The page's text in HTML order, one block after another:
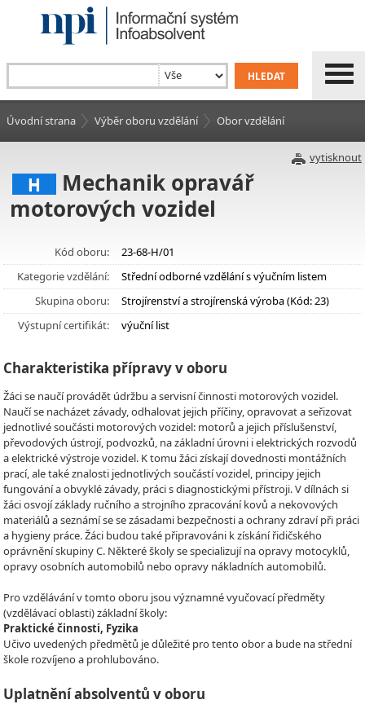
Úvodní strana Výběr oboru vzdělání Obor vzdělání
vytisknout
H
Mechanik opravář
motorových vozidel
Kód oboru:
23-68-H/01
Kategorie vzdělání:
Střední odborné vzdělání s výučním listem
Skupina oboru:
Strojírenství a strojírenská výroba (Kód: 23)
Výstupní certifikát:
výuční list
Charakteristika přípravy v oboru
Žáci se naučí provádět údržbu a servisní činnosti motorových vozidel.
Naučí se nacházet závady, odhalovat jejich příčiny, opravovat a seřizovat
jednotlivé součásti motorových vozidel: motorů a jejich příslušenství,
převodových ústrojí, podvozků, na základní úrovni i elektrických rozvodů
a elektrické výstroje vozidel. K tomu žáci získají dovednosti montážních
prací, ale také znalosti jednotlivých součástí vozidel, principy jejich
fungování a obvyklé závady, práci s diagnostickými přístroji. V dílnách si
žáci osvojí základy ručního a strojního zpracování kovů a nekovových
materiálů a seznámí se se zásadami bezpečnosti a ochrany zdraví při práci
a hygieny práce. Žáci budou také připravováni k získání řidičského
oprávnění skupiny C. Některé školy se specializují na opravy motocyklů,
opravy osobních automobilů nebo opravy nákladních automobilů.
Pro vzdělávání v tomto oboru jsou významné vyučovací předměty
(vzdělávací oblasti) základní školy:
Praktické činnosti, Fyzika
Učivo uvedených předmětů je důležité pro tento obor a bude na střední
škole rozvíjeno a prohlubováno.
Uplatnění absolventů v oboru